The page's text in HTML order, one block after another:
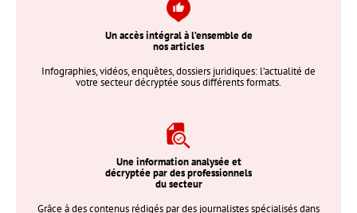
Un accès intégral à l’ensemble de
nos articles
Infographies, vidéos, enquêtes, dossiers juridiques: l’actualité de
votre secteur décryptée sous différents formats.
Une information analysée et
décryptée par des professionnels
du secteur
Grâce à des contenus rédigés par des journalistes spécialisés dans